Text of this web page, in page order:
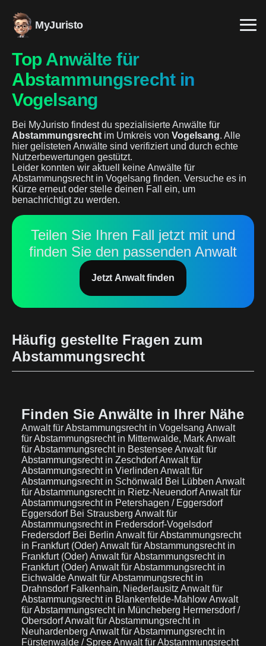
MyJuristo
Top Anwälte für
Abstammungsrecht in
Vogelsang
Bei MyJuristo findest du spezialisierte Anwälte für
Abstammungsrecht im Umkreis von Vogelsang. Alle
hier gelisteten Anwälte sind verifiziert und durch echte
Nutzerbewertungen gestützt.
Leider konnten wir aktuell keine Anwälte für
Abstammungsrecht in Vogelsang finden. Versuche es in
Kürze erneut oder stelle deinen Fall ein, um
benachrichtigt zu werden.
Teilen Sie Ihren Fall jetzt mit und
finden Sie den passenden Anwalt
Jetzt Anwalt finden
Häufig gestellte Fragen zum
Abstammungsrecht
Finden Sie Anwälte in Ihrer Nähe
Anwalt für Abstammungsrecht in Vogelsang Anwalt
für Abstammungsrecht in Mittenwalde, MarkAnwalt
für Abstammungsrecht in BestenseeAnwalt für
Abstammungsrecht in ZeschdorfAnwalt für
Abstammungsrecht in Vierlinden Anwalt für
Abstammungsrecht in Schönwald Bei Lübben Anwalt
für Abstammungsrecht in Rietz-NeuendorfAnwalt für
Abstammungsrecht in Petershagen / Eggersdorf
Eggersdorf Bei Strausberg Anwalt für
Abstammungsrecht in Fredersdorf-Vogelsdorf
Fredersdorf Bei Berlin Anwalt für Abstammungsrecht
in Frankfurt (Oder)Anwalt für Abstammungsrecht in
Frankfurt (Oder)Anwalt für Abstammungsrecht in
Frankfurt (Oder)Anwalt für Abstammungsrecht in
EichwaldeAnwalt für Abstammungsrecht in
Drahnsdorf Falkenhain, Niederlausitz Anwalt für
Abstammungsrecht in Blankenfelde-MahlowAnwalt
für Abstammungsrecht in Müncheberg Hermersdorf /
ObersdorfAnwalt für Abstammungsrecht in
Neuhardenberg Anwalt für Abstammungsrecht in
Fürstenwalde / SpreeAnwalt für Abstammungsrecht